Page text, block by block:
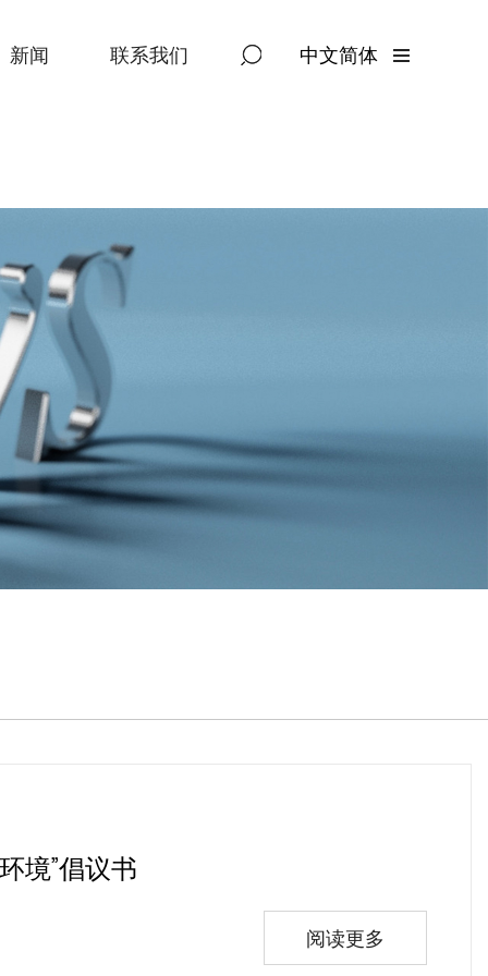
新闻 联系我们 中文简体
境”倡议书
阅读更多